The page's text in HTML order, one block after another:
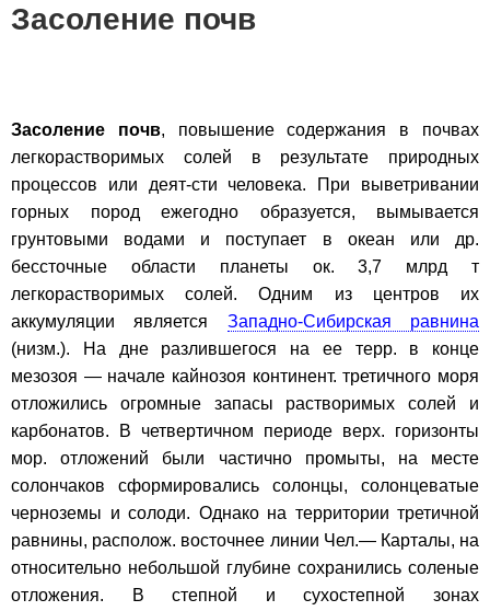
Засоление почв
Засоление почв, повышение содержания в почвах
легкорастворимых солей в результате природных
процессов или деят-сти человека. При выветривании
горных пород ежегодно образуется, вымывается
грунтовыми водами и поступает в океан или др.
бессточные области планеты ок. 3,7 млрд т
легкорастворимых солей. Одним из центров их
аккумуляции является Западно-Сибирская равнина
(низм.). На дне разлившегося на ее терр. в конце
мезозоя — начале кайнозоя континент. третичного моря
отложились огромные запасы растворимых солей и
карбонатов. В четвертичном периоде верх. горизонты
мор. отложений были частично промыты, на месте
солончаков сформировались солонцы, солонцеватые
черноземы и солоди. Однако на территории третичной
равнины, располож. восточнее линии Чел.— Карталы, на
относительно небольшой глубине сохранились соленые
отложения. В степной и сухостепной зонах